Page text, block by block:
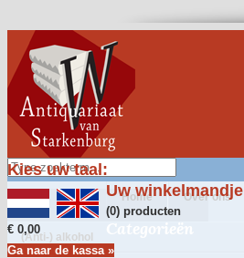
Kies uw taal:
Uw winkelmandje
(0) producten
€ 0,00
Ga naar de kassa »
Home Over ons
Categorieën
(Anti-) alkohol